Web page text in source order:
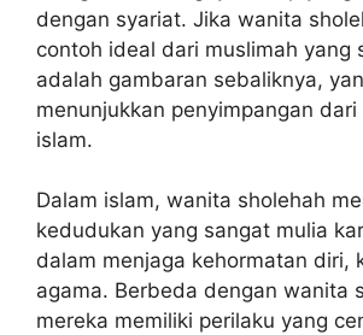
dengan syariat. Jika wanita
contoh ideal dari muslimah yang
adalah gambaran sebaliknya,
menunjukkan penyimpangan
islam.
Dalam islam, wanita sholehah
kedudukan yang sangat mulia
dalam menjaga kehormatan diri,
agama. Berbeda dengan wanita
mereka memiliki perilaku yang